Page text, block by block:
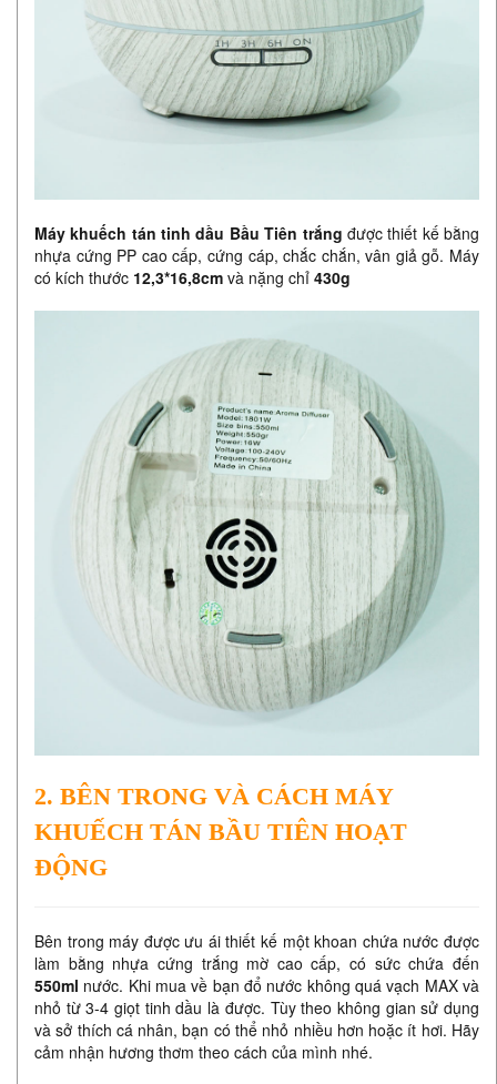
Máy khuếch tán tinh dầu Bầu Tiên trắng được thiết kế bằng
nhựa cứng PP cao cấp, cứng cáp, chắc chắn, vân giả gỗ. Máy
có kích thước 12,3*16,8cm và nặng chỉ 430g
2. BÊN TRONG VÀ CÁCH MÁY
KHUẾCH TÁN BẦU TIÊN HOẠT
ĐỘNG
Bên trong máy được ưu ái thiết kế một khoan chứa nước được
làm bằng nhựa cứng trắng mờ cao cấp, có sức chứa đến
550ml nước. Khi mua về bạn đổ nước không quá vạch MAX và
nhỏ từ 3-4 giọt tinh dầu là được. Tùy theo không gian sử dụng
và sở thích cá nhân, bạn có thể nhỏ nhiều hơn hoặc ít hơi. Hãy
cảm nhận hương thơm theo cách của mình nhé.